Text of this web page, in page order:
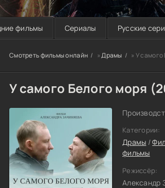
фильмы Сериалы Русские
Смотреть фильмы онлайн »Драмы » У
У самого Белого моря
Категории:
Драмы /
фильмы
Режиссёр:
Александр